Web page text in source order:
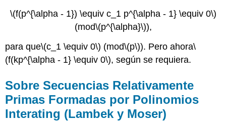
\(f(p^{\alpha - 1}) \equiv c_1 p^{\alpha - 1} \equiv 0\)
(mod\(p^{\alpha}\)),
para que\(c_1 \equiv 0\) (mod\(p\)). Pero ahora\
(f(kp^{\alpha - 1} \equiv 0\), según se requiera.
Sobre Secuencias Relativamente
Primas Formadas por Polinomios
Interating (Lambek y Moser)